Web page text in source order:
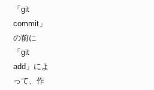
「git
commit」
の前に
「git
add」によ
って、作